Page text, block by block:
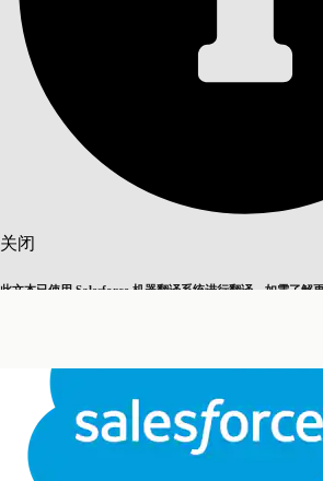
关闭
此文本已使用 Salesforce 机器翻译系统进行翻译。如需了解
关闭关闭